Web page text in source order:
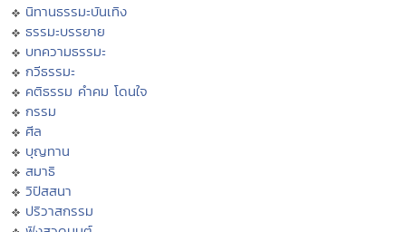
นิทานธรรมะบันเทิง
ธรรมะบรรยาย
บทความธรรมะ
กวีธรรมะ
คติธรรม คำคม โดนใจ
กรรม
ศีล
บุญทาน
สมาธิ
วิปัสสนา
ปริวาสกรรม